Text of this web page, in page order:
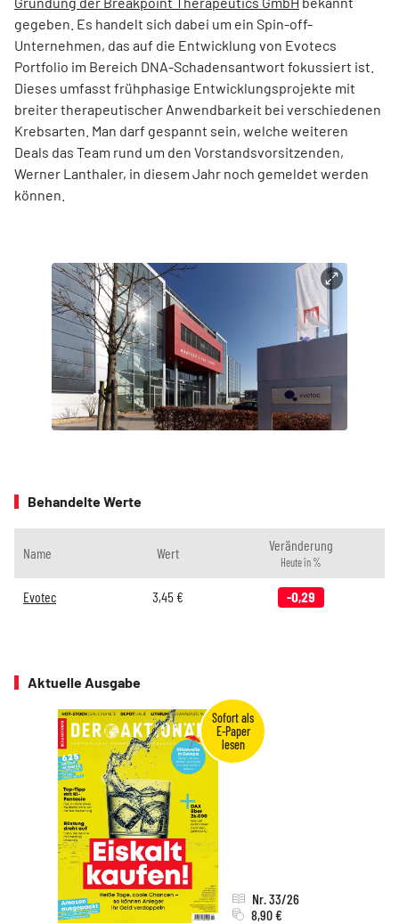
gegeben. Es handelt sich dabei um ein Spin-off-
Unternehmen, das auf die Entwicklung von Evotecs
Portfolio im Bereich DNA-Schadensantwort fokussiert ist.
Dieses umfasst frühphasige Entwicklungsprojekte mit
breiter therapeutischer Anwendbarkeit bei verschiedenen
Krebsarten. Man darf gespannt sein, welche weiteren
Deals das Team rund um den Vorstandsvorsitzenden,
Werner Lanthaler, in diesem Jahr noch gemeldet werden
können.
Behandelte Werte
Name Wert Veränderung
Heute in %
Evotec 3,45€ -0,29
Aktuelle Ausgabe
Nr. 33/26
8,90 €